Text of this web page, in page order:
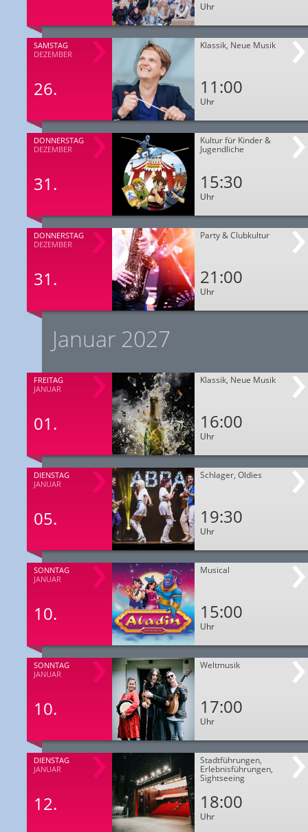
Uhr
SAMSTAG
DEZEMBER
26.
Klassik, Neue Musik
11:00
Uhr
DONNERSTAG
DEZEMBER
31.
Kultur für Kinder &
Jugendliche
15:30
Uhr
DONNERSTAG
DEZEMBER
31.
Party & Clubkultur
21:00
Uhr
Januar 2027
FREITAG
JANUAR
01.
Klassik, Neue Musik
16:00
Uhr
DIENSTAG
JANUAR
05.
Schlager, Oldies
19:30
Uhr
SONNTAG
JANUAR
10.
Musical
15:00
Uhr
SONNTAG
JANUAR
10.
Weltmusik
17:00
Uhr
DIENSTAG
JANUAR
12.
Stadtführungen,
Erlebnisführungen,
Sightseeing
18:00
Uhr